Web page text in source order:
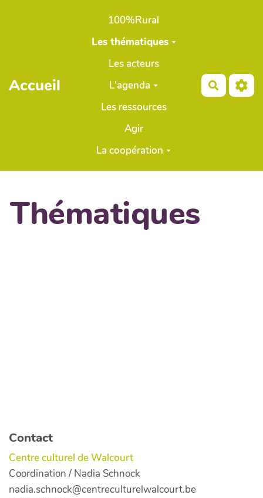
Aller au contenu principal
Accueil
100%Rural
Les thématiques
Les acteurs
L'agenda
Les ressources
Agir
La coopération
Thématiques
Contact
Centre culturel de Walcourt
Coordination / Nadia Schnock
nadia.schnock@centreculturelwalcourt.be